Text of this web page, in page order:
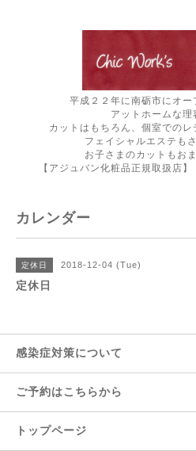
平成２２年に南砺市にオ
アットホームな理
カットはもちろん、個室での
フェイシャルエステも
お子さまのカットもお
【アジュバン化粧品正規取扱店
カレンダー
定休日 2018-12-04 (Tue)
定休日
感染症対策について
ご予約はこちらから
トップページ